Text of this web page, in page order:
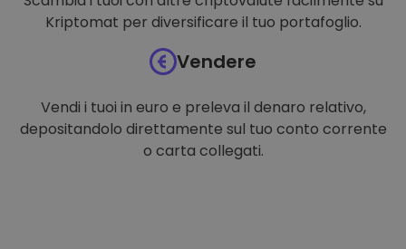
Kriptomat per diversificare il tuo portafoglio.
Vendere
Vendi i tuoi in euro e preleva il denaro relativo,
depositandolo direttamente sul tuo conto corrente
o carta collegati.